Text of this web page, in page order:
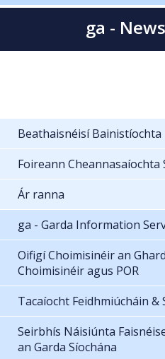
ga -
Beathaisnéisí Bainistíochta
Foireann Cheannasaíochta
Ár ranna
ga - Garda Information
Oifigí Choimisinéir an
Choimisinéir agus POR
Tacaíocht Feidhmiúcháin
Seirbhís Náisiúnta
an Garda Síochána